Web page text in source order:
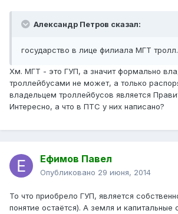
Александр Петров сказал:
государство в лице филиала МГТ
Хм. МГТ - это ГУП, а значит формально
троллейбусами не может, а только
владельцем троллейбусов является
Интересно, а что в ПТС у них написано?
Ефимов Павел
Опубликовано 29 июня, 2014
То что приобрело ГУП, является
понятие остаётся). А земля и капитальные